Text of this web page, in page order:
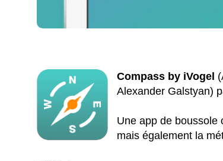
Compass by iVogel
Alexander Galstyan)
Une app de boussole
mais également la